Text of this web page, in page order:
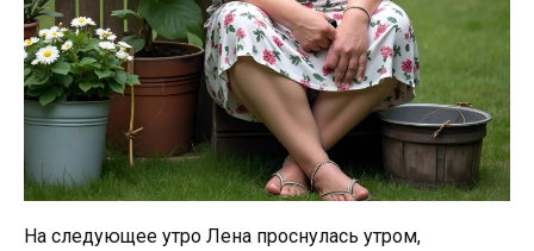
На следующее утро Лена проснулась утром,